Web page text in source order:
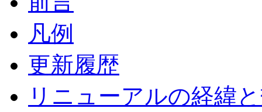
凡例
更新履歴
リニューアルの経緯